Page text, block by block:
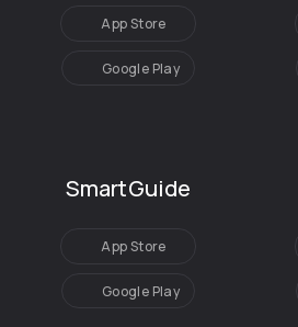
App Store
Google Play
SmartGuide
App Store
Google Play